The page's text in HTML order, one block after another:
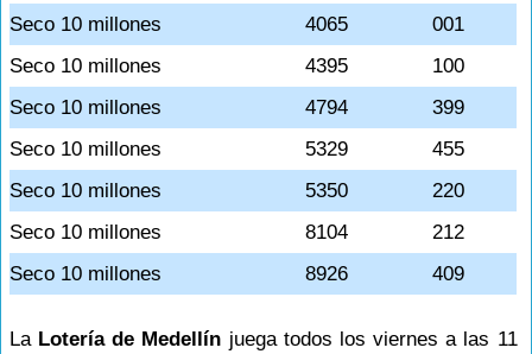
Seco 10 millones
4065
001
Seco 10 millones
4395
100
Seco 10 millones
4794
399
Seco 10 millones
5329
455
Seco 10 millones
5350
220
Seco 10 millones
8104
212
Seco 10 millones
8926 409
La Lotería de Medellín juega todos los viernes a las 11